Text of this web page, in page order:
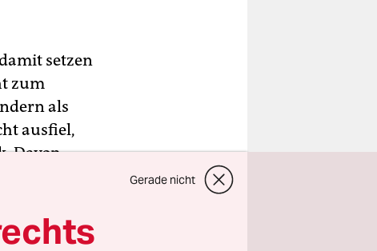
setzen
zum
als
ausfiel,
Davon
dem
sondern
das grüne
Gerade nicht